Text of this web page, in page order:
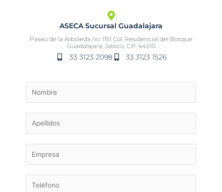
ASECA Sucursal Guadalajara
Paseo de la Arboleda no. 1151 Col. Residencial del Bosque
Guadalajara, Jalisco, C.P. 44510
33 3123 2098 33 3123 1526